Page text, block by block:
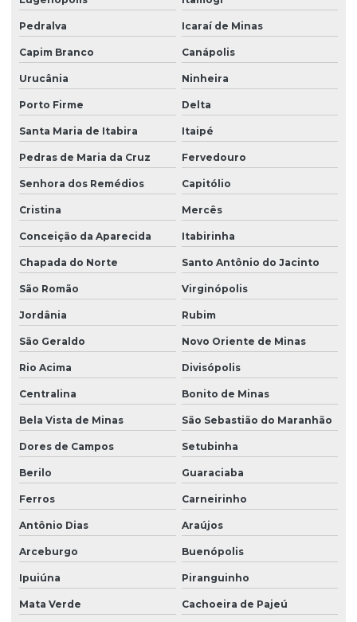
Pedralva Icaraí de Minas
Capim Branco Canápolis
Urucânia Ninheira
Porto Firme Delta
Santa Maria de Itabira Itaipé
Pedras de Maria da Cruz Fervedouro
Senhora dos Remédios Capitólio
Cristina Mercês
Conceição da Aparecida Itabirinha
Chapada do Norte Santo Antônio do Jacinto
São Romão Virginópolis
Jordânia Rubim
São Geraldo Novo Oriente de Minas
Rio Acima Divisópolis
Centralina Bonito de Minas
Bela Vista de Minas São Sebastião do Maranhão
Dores de Campos Setubinha
Berilo Guaraciaba
Ferros Carneirinho
Antônio Dias Araújos
Arceburgo Buenópolis
Ipuiúna Piranguinho
Mata Verde Cachoeira de Pajeú